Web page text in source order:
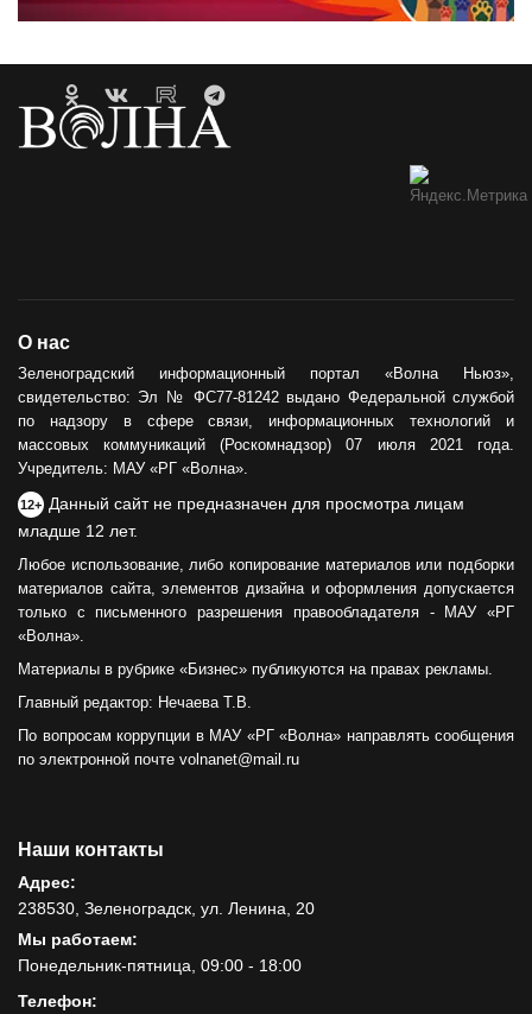
О нас
Зеленоградский информационный портал «Волна Ньюз»,
свидетельство: Эл № ФС77-81242 выдано Федеральной службой
по надзору в сфере связи, информационных технологий и
массовых коммуникаций (Роскомнадзор) 07 июля 2021 года.
Учредитель: МАУ «РГ «Волна».
12+ Данный сайт не предназначен для просмотра лицам
младше 12 лет.
Любое использование, либо копирование материалов или подборки
материалов сайта, элементов дизайна и оформления допускается
только с письменного разрешения правообладателя - МАУ «РГ
«Волна».
Материалы в рубрике «Бизнес» публикуются на правах рекламы.
Главный редактор: Нечаева Т.В.
По вопросам коррупции в МАУ «РГ «Волна» направлять сообщения
по электронной почте volnanet@mail.ru
Наши контакты
Адрес:
238530, Зеленоградск, ул. Ленина, 20
Мы работаем:
Понедельник-пятница, 09:00 - 18:00
Телефон: